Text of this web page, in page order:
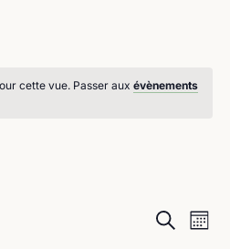
cette vue. Passer aux évènements
Recherche
Mois